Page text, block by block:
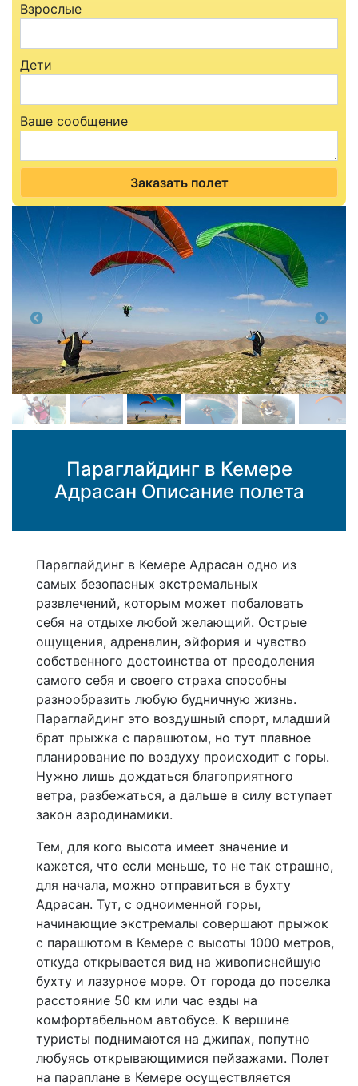
Параглайдинг в Кемере
Адрасан Описание полета
Параглайдинг в Кемере Адрасан одно из
самых безопасных экстремальных
развлечений, которым может побаловать
себя на отдыхе любой желающий. Острые
ощущения, адреналин, эйфория и чувство
собственного достоинства от преодоления
самого себя и своего страха способны
разнообразить любую будничную жизнь.
Параглайдинг это воздушный спорт, младший
брат прыжка с парашютом, но тут плавное
планирование по воздуху происходит с горы.
Нужно лишь дождаться благоприятного
ветра, разбежаться, а дальше в силу вступает
закон аэродинамики.
Тем, для кого высота имеет значение и
кажется, что если меньше, то не так страшно,
для начала, можно отправиться в бухту
Адрасан. Тут, с одноименной горы,
начинающие экстремалы совершают прыжок
с парашютом в Кемере с высоты 1000 метров,
откуда открывается вид на живописнейшую
бухту и лазурное море. От города до поселка
расстояние 50 км или час езды на
комфортабельном автобусе. К вершине
туристы поднимаются на джипах, попутно
любуясь открывающимися пейзажами. Полет
на параплане в Кемере осуществляется
Взрослые
Дети
Ваше сообщение
Заказать полет